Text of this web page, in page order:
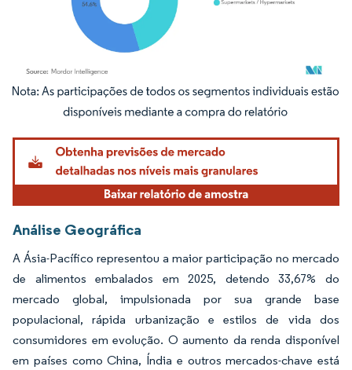
Imagem © Mordor Intelligence. O reuso requer atribuição conforme CC BY 4.0.
Análise Geográfica
A Ásia-Pacífico representou a maior participação no mercado
de alimentos embalados em 2025, detendo 33,67% do
mercado global, impulsionada por sua grande base
populacional, rápida urbanização e estilos de vida dos
consumidores em evolução. O aumento da renda disponível
em países como China, Índia e outros mercados-chave está